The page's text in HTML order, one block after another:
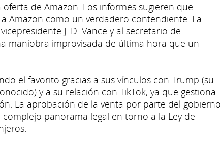
de Amazon. Los informes sugieren que
Amazon como un verdadero contendiente. La
J. D. Vance y al secretario de
maniobra improvisada de última hora que un
el favorito gracias a sus vínculos con Trump (su
y a su relación con TikTok, ya que gestiona
La aprobación de la venta por parte del gobierno
panorama legal en torno a la Ley de